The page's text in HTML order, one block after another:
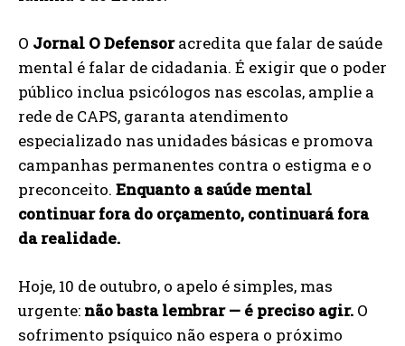
O Jornal O Defensoracredita que falar de saúde
mental é falar de cidadania. É exigir que o poder
público inclua psicólogos nas escolas, amplie a
rede de CAPS, garanta atendimento
especializado nas unidades básicas e promova
campanhas permanentes contra o estigma e o
preconceito. Enquanto a saúde mental
continuar fora do orçamento, continuará fora
da realidade.
Hoje, 10 de outubro, o apelo é simples, mas
urgente: não basta lembrar — é preciso agir. O
sofrimento psíquico não espera o próximo